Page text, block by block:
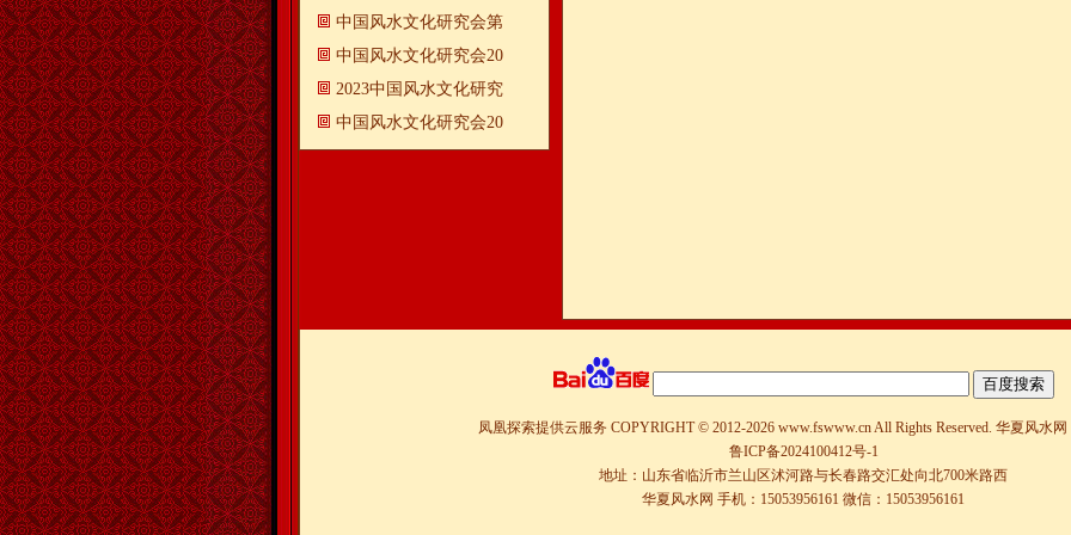
中国风水文化研究会第
中国风水文化研究会20
2023中国风水文化研究
中国风水文化研究会20
凤凰探索提供云服务 COPYRIGHT © 2012-2026 www.fswww.cn All Rights Reserved. 华夏风水网
鲁ICP备2024100412号-1
地址：山东省临沂市兰山区沭河路与长春路交汇处向北700米路西
华夏风水网 手机：15053956161 微信：15053956161